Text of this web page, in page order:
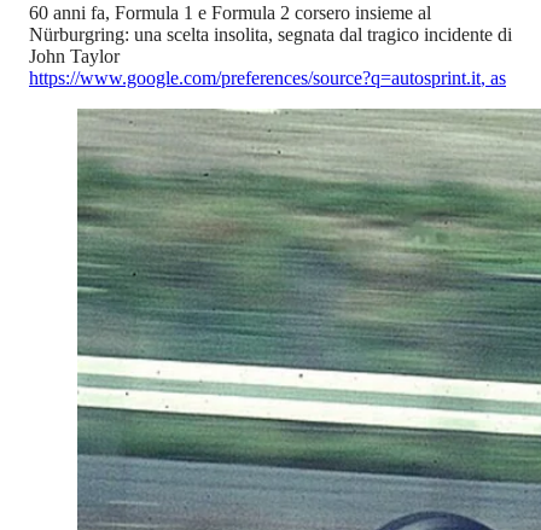
60 anni fa, Formula 1 e Formula 2 corsero insieme al
Nürburgring: una scelta insolita, segnata dal tragico incidente di
John Taylor
https://www.google.com/preferences/source?q=autosprint.it, as